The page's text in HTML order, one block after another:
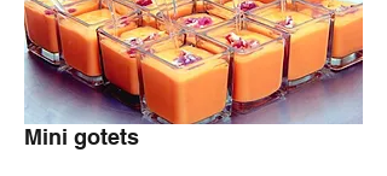
Mini gotets